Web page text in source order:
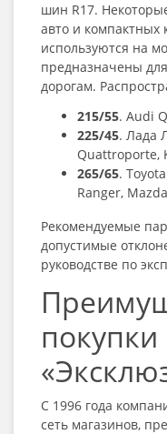
шин R17.
авто и компактных
используются на
предназначены
дорогам.
215/55. Audi
225/45. Лада
Quattroporte,
265/65.
Ranger,
Рекомендуемые
допустимые
руководстве по
покупки
С 1996 года
сеть магазинов,